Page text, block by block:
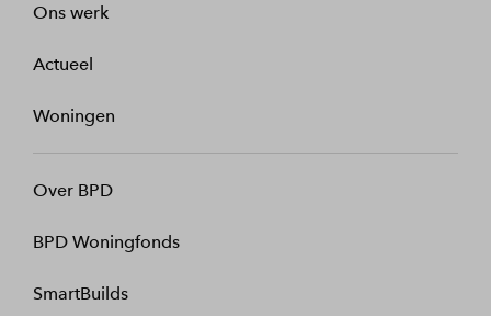
Ons werk
Actueel
Woningen
Over BPD
BPD Woningfonds
SmartBuilds